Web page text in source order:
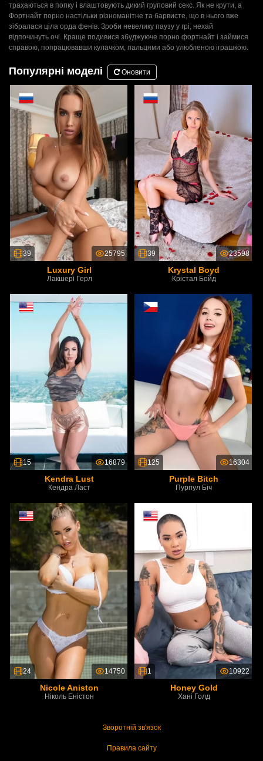
трахаються в попку і влаштовують дикий груповий секс. Як не крути, а
Фортнайт порно настільки різноманітне та барвисте, що в нього вже
зібралася ціла орда фенів. Зроби невелику паузу у грі, нехай
відпочинуть очі. Краще подивися збуджуюче порно фортнайт і займися
справою, попрацювавши кулачком, пальцями або улюбленою іграшкою.
Популярні моделі Оновити
39 25795
Luxury Girl
Лакшері Герл
39 23598
Krystal Boyd
Крістал Бойд
15 16879
Kendra Lust
Кендра Ласт
125 16304
Purple Bitch
Пурпул Біч
24 14750
Nicole Aniston
Ніколь Еністон
1 10922
Honey Gold
Хані Голд
Зворотній зв'язок
Правила сайту